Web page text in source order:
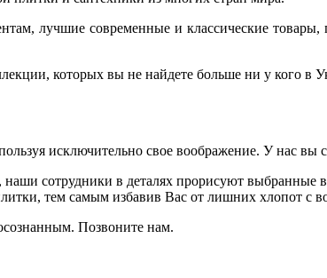
лучшие современные и классические
которых вы не найдете больше ни у кого в
исключительно свое воображение. У нас
сотрудники в деталях прорисуют выбранные
тем самым избавив Вас от лишних хлопот с
Позвоните нам.